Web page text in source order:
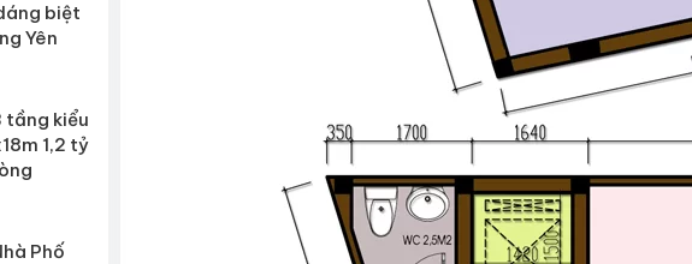
biệt
Yên
tầng kiểu
1,2 tỷ
Phố